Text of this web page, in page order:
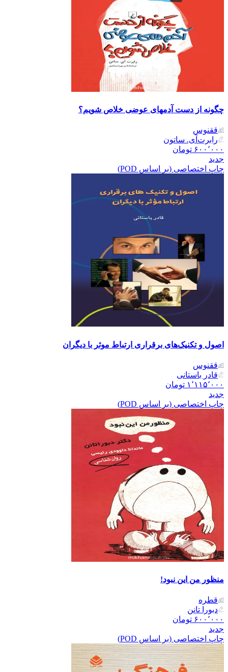
چگونه از دست آدمهای عوضی خلاص شویم؟
ققنوس
رابرت‌آی. ساتون
۶۰۰٬۰۰۰ تومان
جدید
چاپ اختصاصی (بر اساس POD)
اصول و تکنیک‌های برقراری ارتباط موثر با دیگران
ققنوس
قادر باستانی
۱٬۱۱۵٬۰۰۰ تومان
جدید
چاپ اختصاصی (بر اساس POD)
منظور من این نبود!
قطره
دبورا تانن
۶۰۰٬۰۰۰ تومان
جدید
چاپ اختصاصی (بر اساس POD)